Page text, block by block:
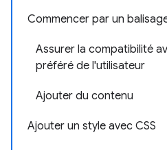
Commencer par un
Assurer la compatibilité
préféré de l'utilisateur
Ajouter du contenu
Ajouter un style avec CSS